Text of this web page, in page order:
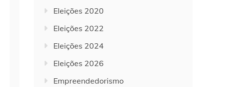
Eleições 2020
Eleições 2022
Eleições 2024
Eleições 2026
Empreendedorismo